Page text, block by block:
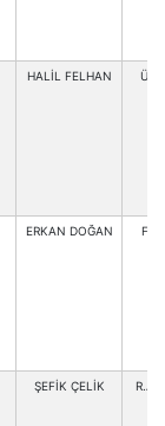
HALİL FELHAN
ERKAN DOĞAN
ŞEFİK ÇELİK